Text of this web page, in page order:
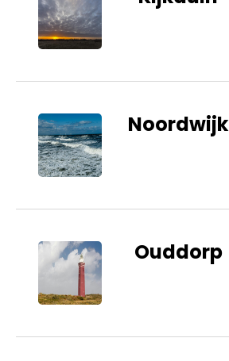
Noordwijk
Ouddorp